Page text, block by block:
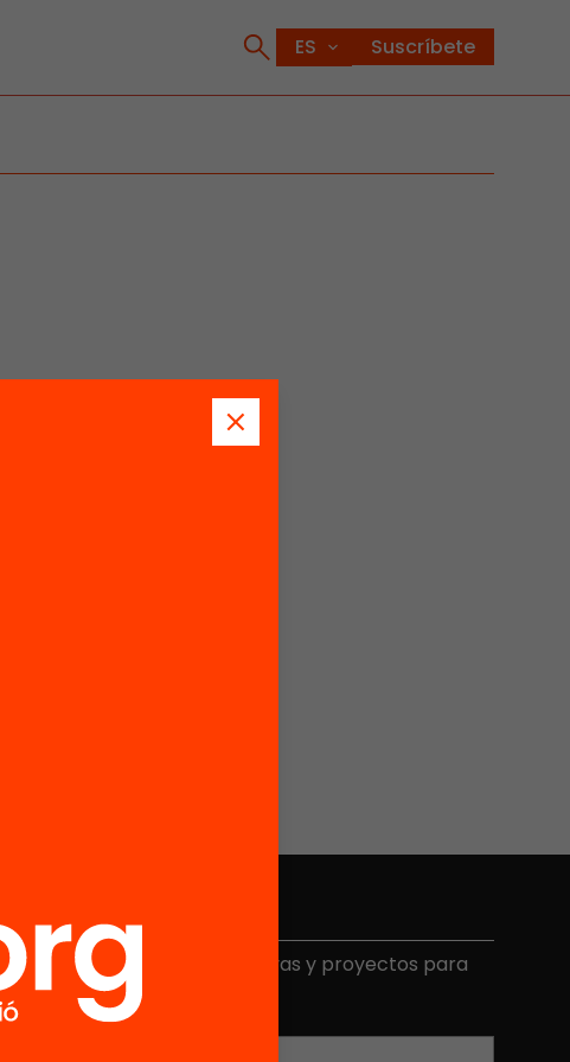
Suscríbete
Elige equidad
Recibe contenidos, iniciativas y proyectos para
implicarte.
Correo electrónico